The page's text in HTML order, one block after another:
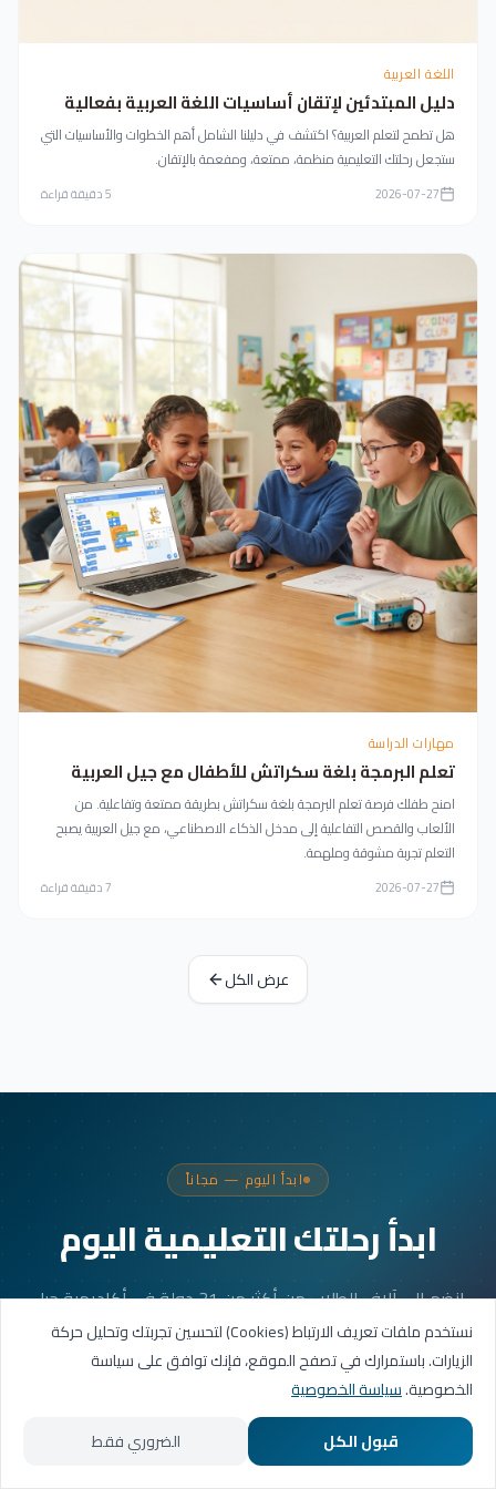
اللغة العربية
دليل المبتدئين لإتقان أساسيات اللغة العربية بفعالية
هل تطمح لتعلم العربية؟ اكتشف في دليلنا الشامل أهم الخطوات والأساسيات التي
ستجعل رحلتك التعليمية منظمة، ممتعة، ومفعمة بالإتقان.
2026-07-27
5دقيقة قراءة
مهارات الدراسة
تعلم البرمجة بلغة سكراتش للأطفال مع جيل العربية
امنح طفلك فرصة تعلم البرمجة بلغة سكراتش بطريقة ممتعة وتفاعلية. من
الألعاب والقصص التفاعلية إلى مدخل الذكاء الاصطناعي، مع جيل العربية يصبح
التعلم تجربة مشوقة وملهمة.
2026-07-27
7دقيقة قراءة
عرض الكل
ابدأ اليوم — مجاناً
ابدأ رحلتك التعليمية اليوم
انضم إلى آلاف الطلاب من أكثر من 31 دولة في أكاديمية جيل
العربية. جلستك الأولى مجانية.
احجز حصتك التجريبية
تواصل عبر واتساب
الرئيسية المسارات التعليمية
نستخدم ملفات تعريف الارتباط (Cookies) لتحسين تجربتك وتحليل حركة
الزيارات. باستمرارك في تصفح الموقع، فإنك توافق على سياسة
الخصوصية.سياسة الخصوصية
قبول الكل
الضروري فقط